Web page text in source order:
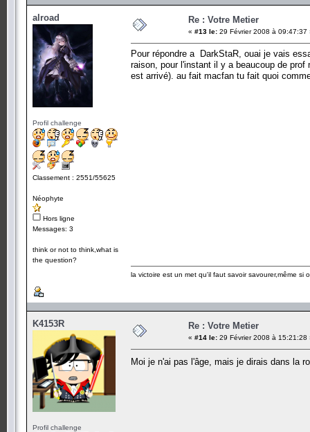
alroad
Profil challenge
Classement : 2551/55625
Néophyte
Hors ligne
Messages: 3
think or not to think,what is
the question?
Re : Votre Metier
« #13 le: 29 Février 2008 à 09:47:37
Pour répondre a DarkStaR, ouai je vais
raison, pour l'instant il y a beaucoup de
est arrivé). au fait macfan tu fait quoi
la victoire est un met qu'il faut savoir savourer,même si
K4153R
Profil challenge
Re : Votre Metier
« #14 le: 29 Février 2008 à 15:21:28
Moi je n'ai pas l'âge, mais je dirais dans la